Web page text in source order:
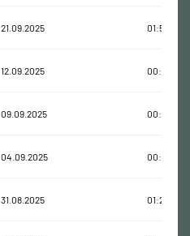
21.09.2025 01:56:49
12.09.2025 00:38:28
09.09.2025 00:38:44
04.09.2025 00:44:44
31.08.2025 01:23:11